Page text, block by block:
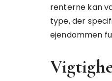
renterne kan
type, der
ejendommen